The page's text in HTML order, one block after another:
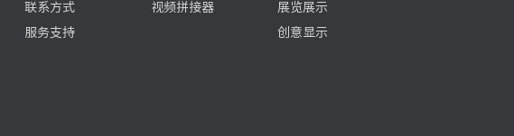
联系方式
服务支持
视频拼接器
展览展示
创意显示